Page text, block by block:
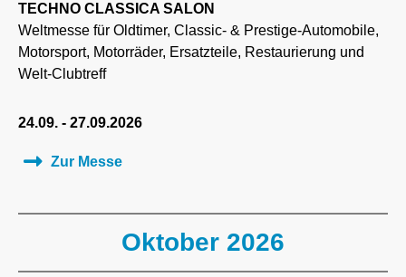
TECHNO CLASSICA SALON
Weltmesse für Oldtimer, Classic- & Prestige-Automobile,
Motorsport, Motorräder, Ersatzteile, Restaurierung und
Welt-Clubtreff
24.09. - 27.09.2026
Zur Messe
Oktober 2026